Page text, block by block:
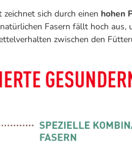
sich durch einen hohen
Fasern fällt hoch aus,
zwischen den